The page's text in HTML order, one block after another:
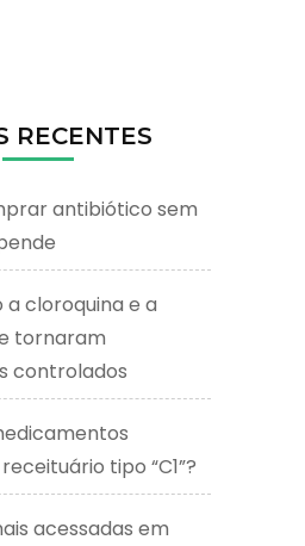
RECENTES
antibiótico sem
cloroquina e a
tornaram
controlados
tipo “C1”?
acessadas em